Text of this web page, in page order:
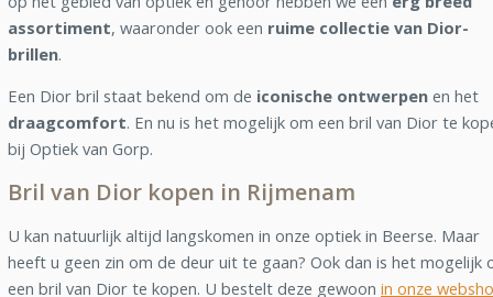
assortiment, waaronder ook een ruime collectie van Dior-
brillen.
Een Dior bril staat bekend om de iconische ontwerpen en het
draagcomfort. En nu is het mogelijk om een bril van Dior te
bij Optiek van Gorp.
Bril van Dior kopen in Rijmenam
U kan natuurlijk altijd langskomen in onze optiek in Beerse. Maar
heeft u geen zin om de deur uit te gaan? Ook dan is het mogelijk
een bril van Dior te kopen. U bestelt deze gewoon in onze